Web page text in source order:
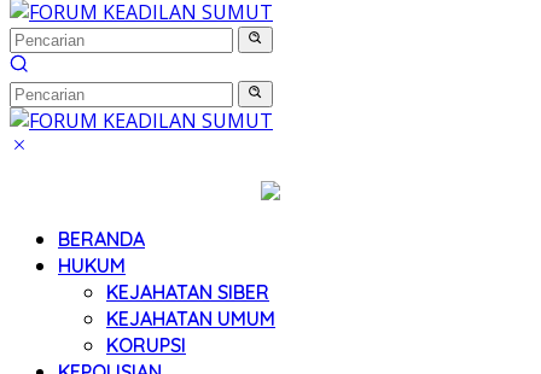
BERANDA
HUKUM
KEJAHATAN SIBER
KEJAHATAN UMUM
KORUPSI